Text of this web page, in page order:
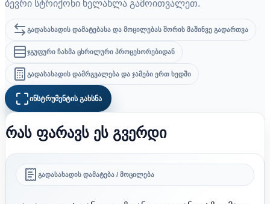
ბევრი სტრიქონი ხელახლა გამოითვალეთ.
გადასახადის დამატებასა და მოცილებას შორის მაშინვე გადართვა
ჯგუფური ჩასმა ცხრილური პროცესორებიდან
გადასახადის დამრგვალება და ჯამები ერთ ხედში
ინსტრუმენტის გახსნა
რას ფარავს ეს გვერდი
გადასახადის დამატება / მოცილება